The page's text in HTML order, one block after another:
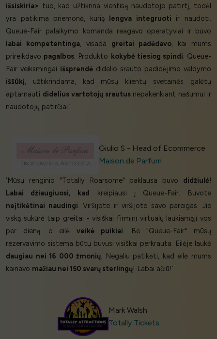
išsiskiria> tuo, kad užtikrina vientisą naudotojo patirtį, todėl
yra patikima priemonė, kurią lengva integruoti ir naudoti.
Queue-Fair palaikymo komanda reagavo operatyviai ir buvo
labai kompetentinga, visada greitai padėdavo, kai mums
prireikdavo pagalbos. Produkto kokybė tiesiog spindi. Queue-
Fair veiksmingai išsprendė didelio srauto padidėjimo valdymo
iššūkį, užtikrindama, kad mūsų klientų svetainės galėtų
aptarnauti didelius vartotojų srautusnepakenkiant našumui ir
naudotojų patirčiai.’
Giulio S - Head of Ecommerce
Maison de Parfum
‘Mūsų renginio "Totally Roarsome" paklausa buvo didžiulė!
Labai džiaugiuosi, kad kreipiausi į Queue-Fair. Buvote
neįtikėtinai naudingi. Viršijote ir viršijote savo pareigas. Jie
viską sukūrė taip greitai - visiškai firminį virtualų laukiamąjį vos
per dieną, o eilė veikė puikiai. Be "Queue-Fair" mūsų
rezervavimo sistema būtų buvusi visiškai perkrauta. Eilėje laukė
daugiau nei 16 000 žmonių. Negaliu patikėti, kad eilė mums
kainavo mažiau nei 150 svarų sterlingų! Labai ačiū!’
Mark Walsh
Totally Tickets